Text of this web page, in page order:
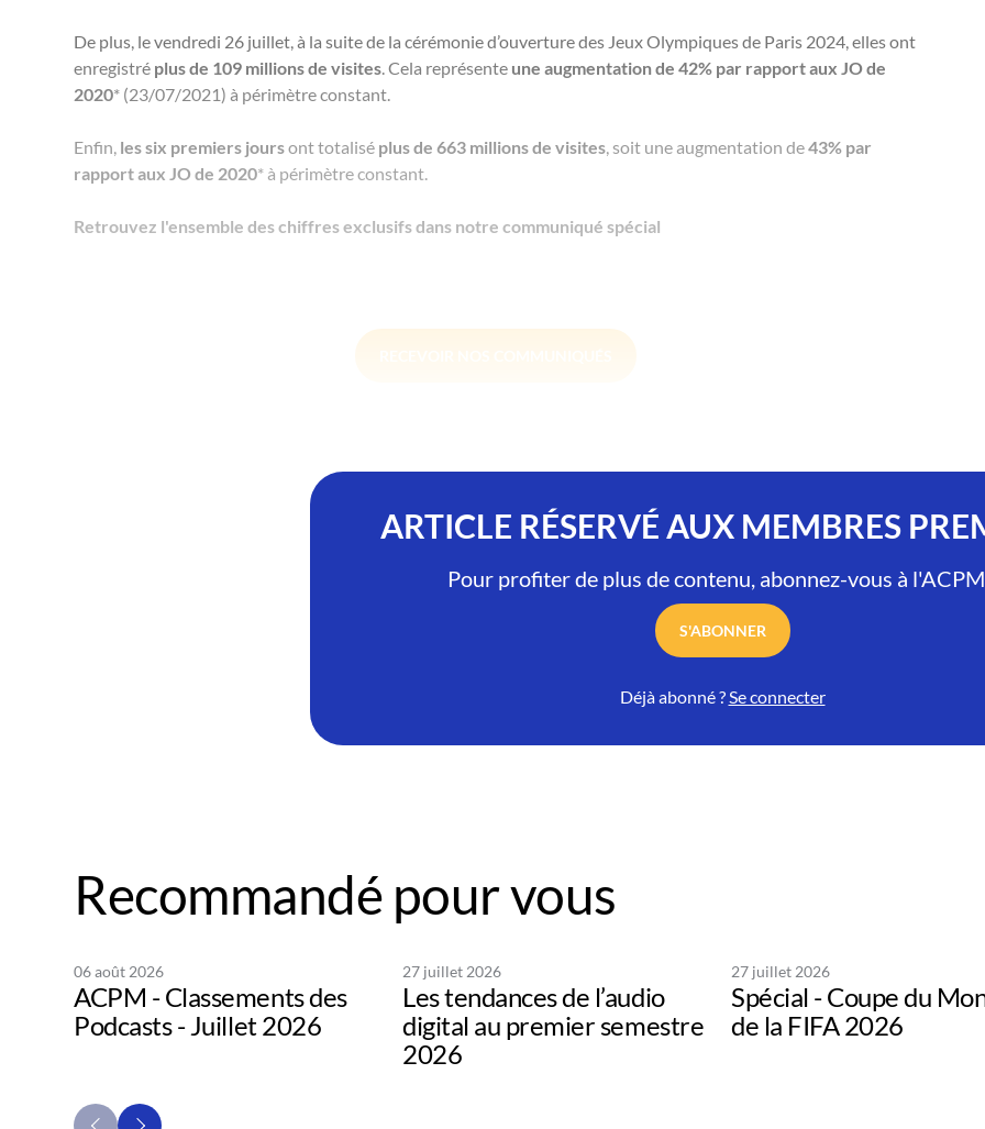
De plus, le vendredi 26 juillet, à la suite de la cérémonie d’ouverture des Jeux Olympiques de Paris 2024, elles ont
enregistré plus de 109 millions de visites . Cela représente une augmentation de 42% par rapport aux JO de
2020* (23/07/2021) à périmètre constant.
Enfin, les six premiers joursont totalisé plus de 663 millions de visites , soit une augmentation de43% par
rapport aux JO de 2020* à périmètre constant.
Retrouvez l'ensemble des chiffres exclusifs dans notre communiqué spécial
ARTICLE RÉSERVÉ AUX MEMBRES
Pour profiter de plus de contenu, abonnez-vous à
S'ABONNER
Déjà abonné ?Se connecter
Recommandé pour vous
06 août 2026
ACPM - Classements des
Podcasts - Juillet 2026
27 juillet 2026
Les tendances de l’audio
digital au premier semestre
2026
27 juillet 2026
Spécial - Coupe du
de la FIFA 2026